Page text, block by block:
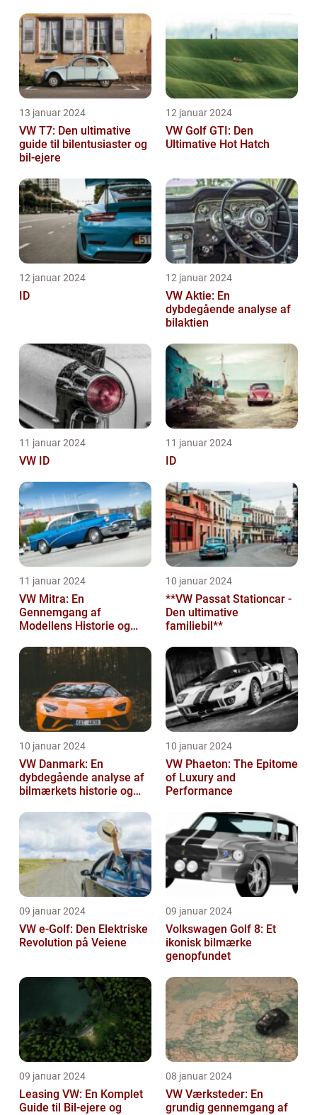
13 januar 2024
VW T7: Den ultimative
guide til bilentusiaster og
bil-ejere
12 januar 2024
VW Golf GTI: Den
Ultimative Hot Hatch
12 januar 2024
ID
12 januar 2024
VW Aktie: En
dybdegående analyse af
bilaktien
11 januar 2024
VW ID
11 januar 2024
ID
11 januar 2024
VW Mitra: En
Gennemgang af
Modellens Historie og
Bilentusiaster
10 januar 2024
**VW Passat Stationcar -
Den ultimative
familiebil**
10 januar 2024
VW Danmark: En
dybdegående analyse af
bilmærkets historie og
10 januar 2024
VW Phaeton: The Epitome
of Luxury and
Performance
09 januar 2024
VW e-Golf: Den Elektriske
Revolution på Veiene
09 januar 2024
Volkswagen Golf 8: Et
ikonisk bilmærke
genopfundet
09 januar 2024
Leasing VW: En Komplet
Guide til Bil-ejere og
08 januar 2024
VW Værksteder: En
grundig gennemgang af